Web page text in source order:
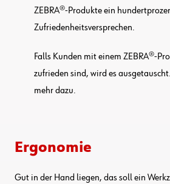
ZEBRA®-Produkte ein
Zufriedenheitsversprechen.
Falls Kunden mit einem ZEBRA®-
zufrieden sind, wird es
mehr dazu.
Ergonomie
Gut in der Hand liegen, das soll ein